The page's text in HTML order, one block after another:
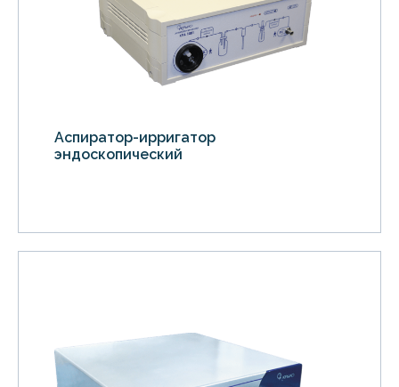
Аспиратор-ирригатор
эндоскопический